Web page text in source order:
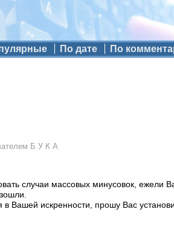
По дате По
Б У К А
случаи массовых минусовок, ежели
Вашей искренности, прошу Вас